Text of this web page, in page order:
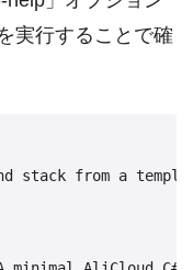
実行することで確
stack from a